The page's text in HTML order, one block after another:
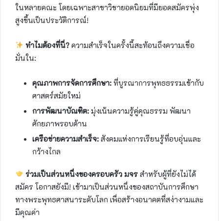
ในหลายคณะ โดยเฉพาะสาขาวิชายอดนิยมที่มียอดสมัครพุ่ง
สูงขึ้นเป็นประวัติการณ์!
ทำไมต้องที่นี่? ความสำเร็จในครั้งนี้สะท้อนถึงความเชื่อ
มั่นใน:
คุณภาพการจัดการศึกษา: ที่บูรณาการพุทธธรรมเข้ากับ
ศาสตร์สมัยใหม่
การพัฒนาบัณฑิต: มุ่งเน้นความรู้คู่คุณธรรม พัฒนา
ศักยภาพรอบด้าน
เครือข่ายความสำเร็จ: สังคมแห่งการเรียนรู้ที่อบอุ่นและ
กว้างไกล
ร่วมเป็นส่วนหนึ่งของครอบครัว มจร สำหรับผู้ที่ยังไม่ได้
สมัคร โอกาสยังมี! เข้ามาเป็นส่วนหนึ่งของสถาบันการศึกษา
ทางพระพุทธศาสนาระดับโลก เพื่อสร้างอนาคตที่สง่างามและ
มีคุณค่า